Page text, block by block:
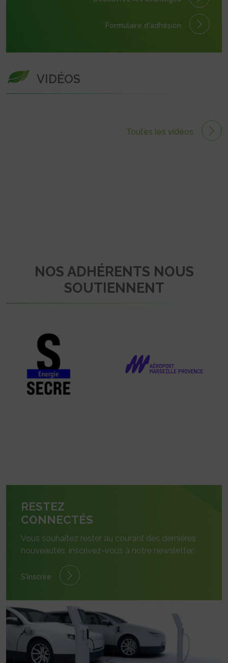
Formulaire d'adhésion
VIDÉOS
Toutes les vidéos
NOS ADHÉRENTS NOUS
SOUTIENNENT
RESTEZ
CONNECTÉS
Vous souhaitez rester au courant des dernières
nouveautés, inscrivez-vous à notre newsletter.
S'inscrire